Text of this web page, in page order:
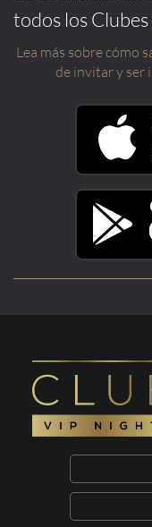
todos los
Lea más sobre cómo
de invitar y ser